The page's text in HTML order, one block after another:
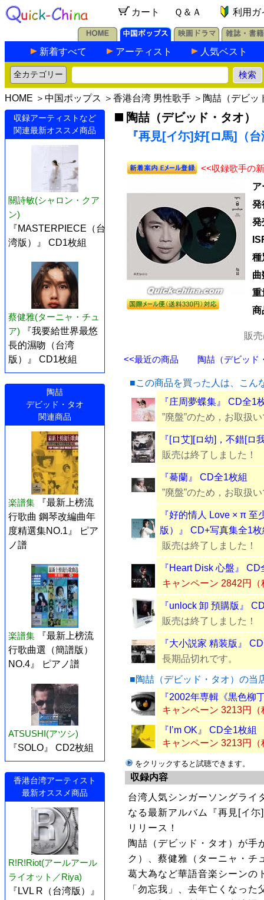
カート Ｑ＆Ａ 利用ガ
新着すべて アーティスト 人気ベスト
HOME ＞ 中国ポップス ＞ 香港台湾 男性歌手 ＞ 陶喆（デビッ
収録アーティストなど
関連最新オススメ商品
關詩敏(シャロン・クア
ン)
『MASTERPIECE（台
湾版）』 CD1枚組
蔡健雅(ターニャ・チュ
ア)
『我要給世界最悠
長的濕吻（台湾
版）』 CD1枚組
陶喆
デビッド・タオ
関連商品
楽譜集
『最新上榜流
行歌曲 鋼琴改編曲年
度精選集NO.1』 ピア
ノ譜
楽譜集
『最新上榜流
行歌曲選（簡譜版）
NO.4』 ピアノ譜
ATSUSHI(アツシ)
『SOLO』 CD2枚組
香港台湾アーティスト
最新オススメ商品
R!R!Riot(アールアール
ライオット／Riya)
『LVL R（台湾版）』
陶喆（デビッド・タオ）
『再見[イ尓]好[ロ馬]（
<<収録歌手の
ア
発
発
種
曲
重
商
販
<<最近の商品 陶喆（デビッド
■この商品を買った人は、こん
『庄周夢蝶集』 CD全1
”廃盤”のため，お取扱
『[ロ艾][ロ幼]，不錯[ロ
販売は終了しました！
『驀蘭』 CD全1枚組
”廃盤”のため，お取扱
『好的情人 Love × π
版）』 CD+写真集全1枚
販売は終了しました！
『Heart Disk 心盤』 CD
キャンペーン 2842円（
『unlock 卸 預購版』
販売は終了しました！
『大小説家 精装版』
長期品切れです。
■陶喆（デビッド・タオ）の当
『2002年専輯《黒色柳
キャンペーン 3213円（
『I’m OK』 CD全1枚組
キャンペーン 3213円（
をクリックすると試聴できます。
収録内容
台湾人気シンガーソングライ
なる最新アルバム『再見[イ
リリース！
陶喆（デビッド・タオ）が手
ク）、蔡健雅（ターニャ・チ
葛大為など華語音楽シーンの
「勿忘我」、去年亡くなっ